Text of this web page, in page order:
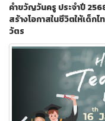
คำขวัญวันครู ประจำปี
สร้างโอกาสในชีวิตให้เด็
วัตร